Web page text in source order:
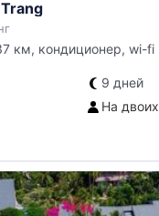
км, кондиционер, wi-fi
9 дней
На двоих